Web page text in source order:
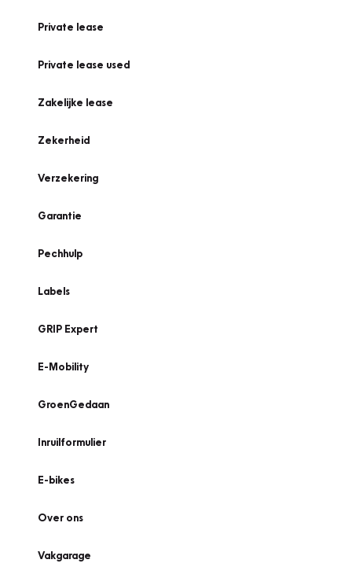
Private lease
Private lease used
Zakelijke lease
Zekerheid
Verzekering
Garantie
Pechhulp
Labels
GRIP Expert
E-Mobility
GroenGedaan
Inruilformulier
E-bikes
Over ons
Vakgarage